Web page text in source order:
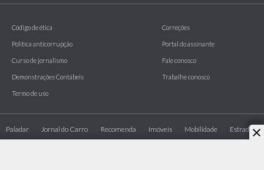
Código de ética
Politica anticorrupção
Curso de jornalismo
Demonstrações Contábeis
Termo de uso
Correções
Portal do assinante
Fale conosco
Trabalhe conosco
Paladar Jornal do Carro Recomenda Imóveis Mobilidade Estradão